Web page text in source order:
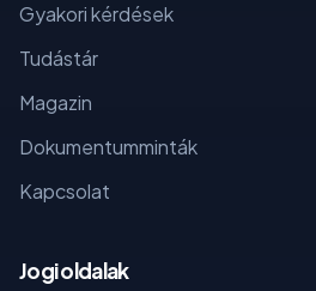
Gyakori kérdések
Tudástár
Magazin
Dokumentumminták
Kapcsolat
Jogi oldalak